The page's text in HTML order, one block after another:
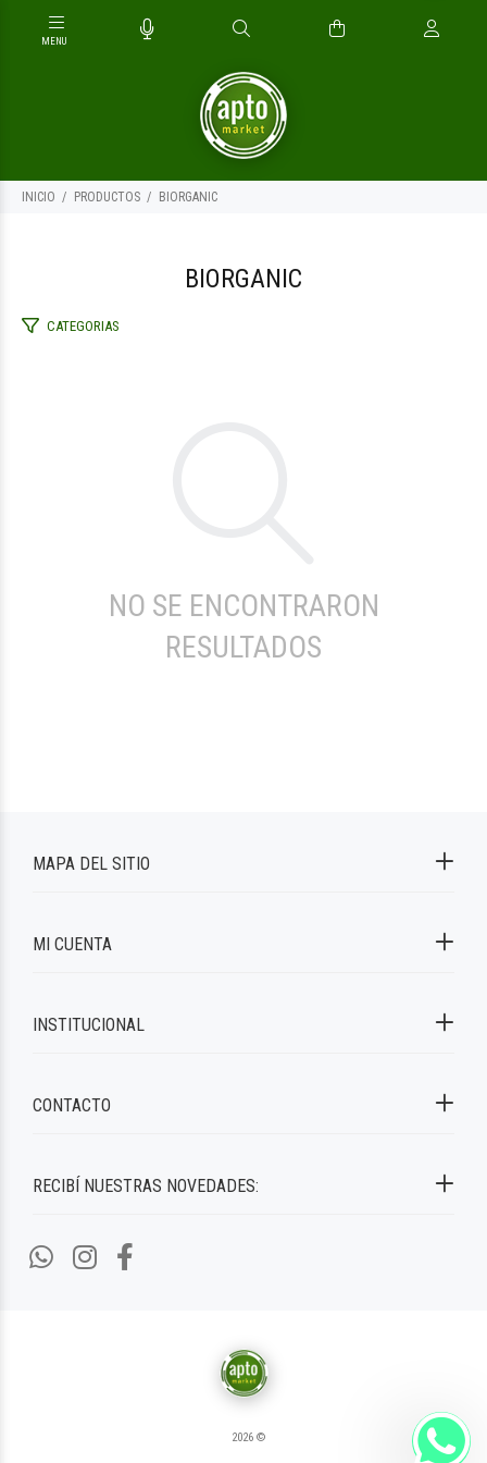
INICIO PRODUCTOS BIORGANIC
BIORGANIC
CATEGORIAS
NO SE ENCONTRARON
RESULTADOS
RECIBÍ NUESTRAS NOVEDADES:
MAPA DEL SITIO
MI CUENTA
INSTITUCIONAL
CONTACTO
2026 ©